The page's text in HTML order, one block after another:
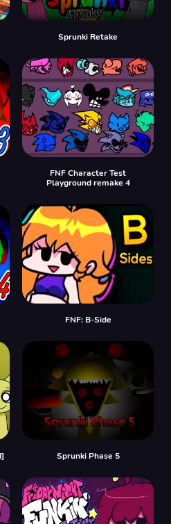
Sprunki Retake
FNF Character Test
Playground remake 4
FNF: B-Side
Sprunki Phase 5